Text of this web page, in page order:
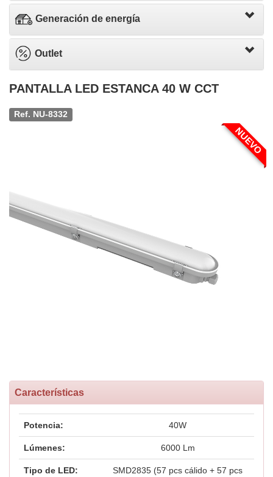
Generación de energía
Outlet
PANTALLA LED ESTANCA 40 W CCT
Ref. NU-8332
NUEVO
Características
Potencia: 40W
Lúmenes: 6000 Lm
Tipo de LED:
SMD2835 (57 pcs cálido + 57 pcs